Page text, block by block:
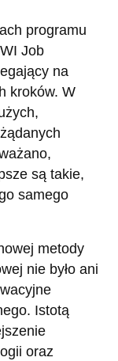
programu
Job
na
kroków. W
są takie,
samego
metody
nie było ani
Istotą
oraz